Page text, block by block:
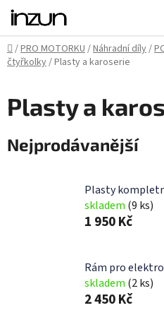
Přejít
obsah
Domů
/PRO MOTORKU/Náhradní díly/
čtyřkolky/Plasty a karoserie
Plasty a
Nejprodávanější
Plasty
skladem (9 ks)
1 950 Kč
Rám pro
skladem (2 ks)
2 450 Kč